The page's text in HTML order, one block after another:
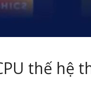
thế hệ